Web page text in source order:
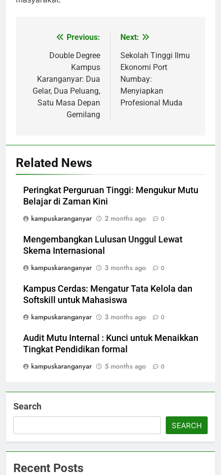
navigation
Previous:
Double Degree
Kampus
Karanganyar: Dua
Gelar, Dua Peluang,
Satu Masa Depan
Gemilang
Next:
Sekolah Tinggi Ilmu
Ekonomi Port
Numbay:
Menyiapkan
Profesional Muda
Related News
Peringkat Perguruan Tinggi: Mengukur Mutu
Belajar di Zaman Kini
kampuskaranganyar
2 months ago 0
Mengembangkan Lulusan Unggul Lewat
Skema Internasional
kampuskaranganyar
3 months ago 0
Kampus Cerdas: Mengatur Tata Kelola dan
Softskill untuk Mahasiswa
kampuskaranganyar
3 months ago 0
Audit Mutu Internal : Kunci untuk Menaikkan
Tingkat Pendidikan formal
kampuskaranganyar
5 months ago 0
Search
SEARCH
Recent Posts